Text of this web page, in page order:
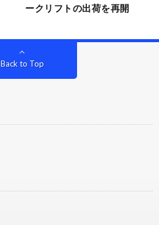
ークリフトの出荷を再開
Back to Top